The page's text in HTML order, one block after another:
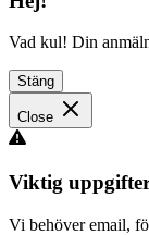
Vad kul! Din
Stäng
Close
Viktig
Vi behöver email,